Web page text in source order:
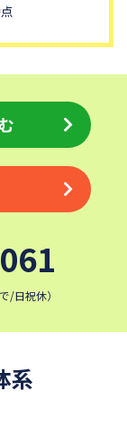
中学校
校
校
校
学校
/日祝休）
系